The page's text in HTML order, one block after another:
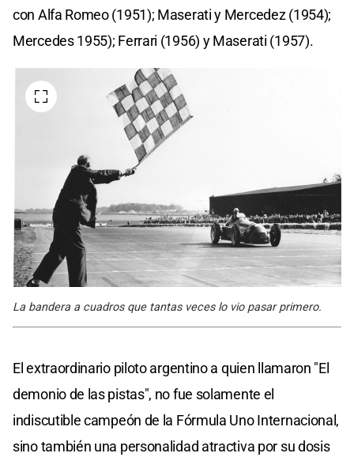
con Alfa Romeo (1951); Maserati y Mercedez (1954);
Mercedes 1955); Ferrari (1956) y Maserati (1957).
La bandera a cuadros que tantas veces lo vio pasar primero.
El extraordinario piloto argentino a quien llamaron "El
demonio de las pistas", no fue solamente el
indiscutible campeón de la Fórmula Uno Internacional,
sino también una personalidad atractiva por su dosis